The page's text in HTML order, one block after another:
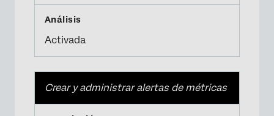
Activada
Crear y administrar alertas de métricas